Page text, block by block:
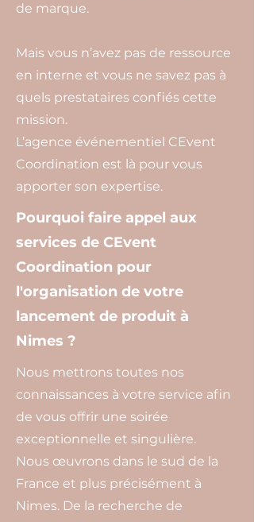
de marque.
Mais vous n’avez pas de ressource
en interne et vous ne savez pas à
quels prestataires confiés cette
mission.
L’agence événementiel CEvent
Coordination est là pour vous
apporter son expertise.
Pourquoi faire appel aux
services de CEvent
Coordination pour
l'organisation de votre
lancement de produit à
Nimes ?
Nous mettrons toutes nos
connaissances à votre service afin
de vous offrir une soirée
exceptionnelle et singulière.
Nous œuvrons dans le sud de la
France et plus précisément à
Nimes. De la recherche de